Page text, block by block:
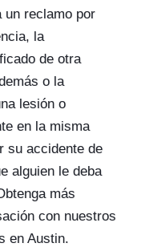
un reclamo por
la
de otra
o la
lesión o
en la misma
su accidente de
alguien le deba
más
con nuestros
en Austin.